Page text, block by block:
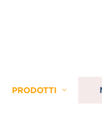
PRODOTTI